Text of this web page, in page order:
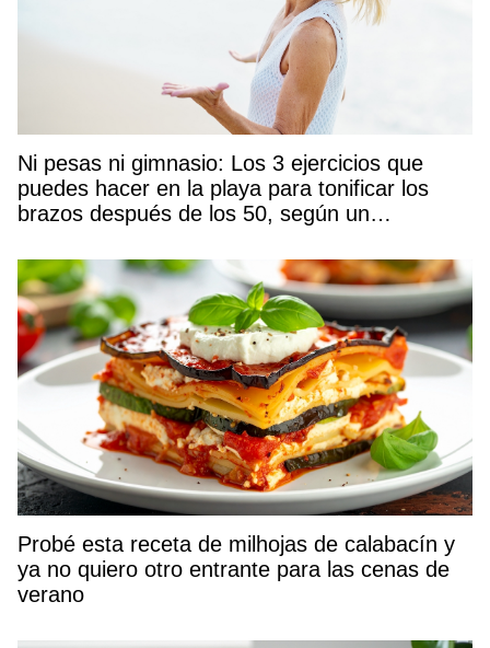
Ni pesas ni gimnasio: Los 3 ejercicios que
puedes hacer en la playa para tonificar los
brazos después de los 50, según un
Probé esta receta de milhojas de calabacín y
ya no quiero otro entrante para las cenas de
verano